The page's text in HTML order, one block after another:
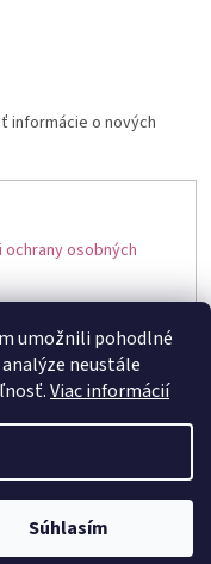
umožnili pohodlné
neustále
Viac informácií
Súhlasím
informácie o nových
osobných
vyhradené.Upraviť